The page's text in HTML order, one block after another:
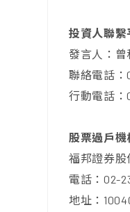
投資人聯繫
發言人：曾
聯絡電話：
行動電話：
股票過戶機
福邦證券股
電話：02-
地址：